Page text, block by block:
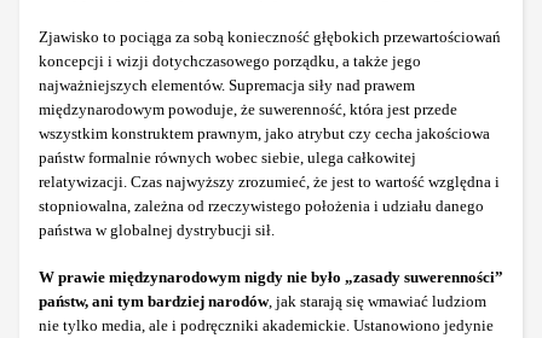
Zjawisko to pociąga za sobą konieczność głębokich przewartościowań
koncepcji i wizji dotychczasowego porządku, a także jego
najważniejszych elementów. Supremacja siły nad prawem
międzynarodowym powoduje, że suwerenność, która jest przede
wszystkim konstruktem prawnym, jako atrybut czy cecha jakościowa
państw formalnie równych wobec siebie, ulega całkowitej
relatywizacji. Czas najwyższy zrozumieć, że jest to wartość względna i
stopniowalna, zależna od rzeczywistego położenia i udziału danego
państwa w globalnej dystrybucji sił.
W prawie międzynarodowym nigdy nie było „zasady suwerenności”
państw, ani tym bardziej narodów, jak starają się wmawiać ludziom
nie tylko media, ale i podręczniki akademickie. Ustanowiono jedynie